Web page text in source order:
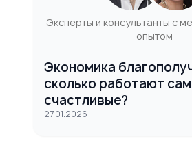
Эксперты и консультанты с
опытом
Экономика
сколько работают
счастливые?
27.01.2026